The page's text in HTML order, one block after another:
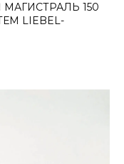
150
LIEBEL-